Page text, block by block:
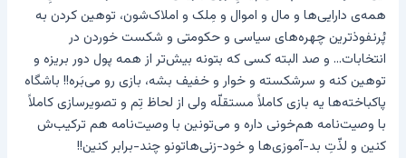
همه‌ی دارایی‌ها و مال و اموال و مِلک و املاک‌شون، توهین کردن به
پُرنفوذترین چهره‌های سیاسی و حکومتی و شکست خوردن در
انتخابات… و صد البته کسی که بتونه بیش‌تر از همه پول دور بریزه و
توهین کنه و سرشکسته و خوار و خفیف بشه، بازی رو می‌بَره!! باشگاه
پاکباخته‌ها یه بازی کاملاً مستقلّه ولی از لحاظ تِم و تصویرسازی کاملاً
با وصیت‌نامه هم‌خونی داره و می‌تونین با وصیت‌نامه هم ترکیب‌ش
کنین و لذّتِ بد-آموزی‌ها و خود-زنی‌هاتونو چند-برابر کنین!!